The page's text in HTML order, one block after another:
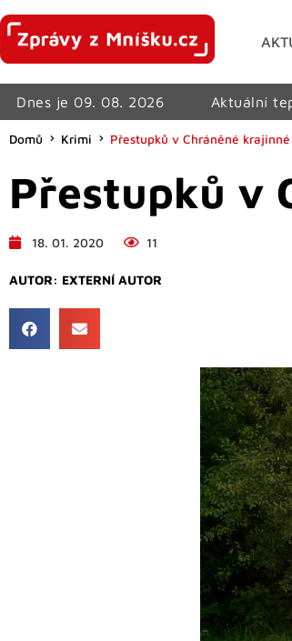
Dnes je 09. 08. 2026 Aktuální
Domů Krimi Přestupků v Chráněné
Přestupků v
18. 01. 2020 11
AUTOR: EXTERNÍ AUTOR